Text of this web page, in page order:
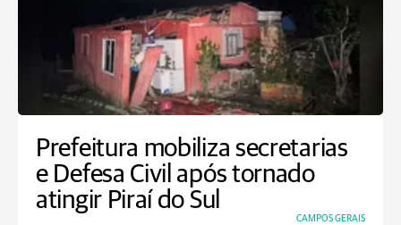
Prefeitura mobiliza secretarias
e Defesa Civil após tornado
atingir Piraí do Sul
CAMPOS GERAIS